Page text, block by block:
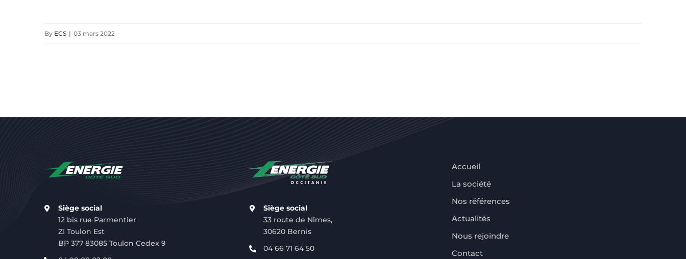
By ECS | 03 mars 2022
Siège social
12 bis rue Parmentier
ZI Toulon Est
BP 377 83085 Toulon Cedex 9
Siège social
33 route de Nîmes,
30620 Bernis
04 66 71 64 50
Accueil
La société
Nos références
Actualités
Nous rejoindre
Contact